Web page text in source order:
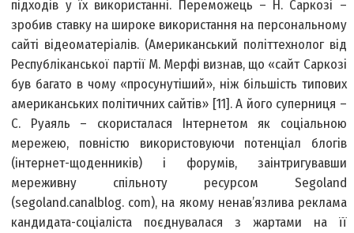
підходів у їх використанні. Переможець – Н. Саркозі –
зробив ставку на широке використання на персональному
сайті відеоматеріалів. (Американський політтехнолог від
Республіканської партії М. Мерфі визнав, що «сайт Саркозі
був багато в чому «просунутіший», ніж більшість типових
американських політичних сайтів» [11]. А його суперниця –
С. Руаяль – скористалася Інтернетом як соціальною
мережею, повністю використовуючи потенціал блогів
(інтернет-щоденників) і форумів, заінтригувавши
мереживну спільноту ресурсом Segoland
(segoland.canalblog. com), на якому ненав’язлива реклама
кандидата-соціаліста поєднувалася з жартами на її